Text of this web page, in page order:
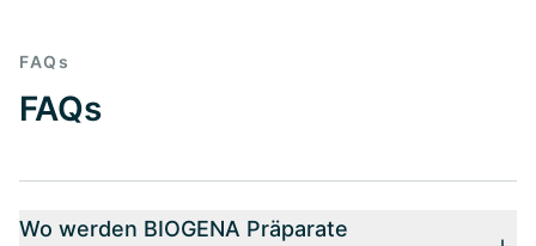
FAQs
FAQs
Wo werden BIOGENA Präparate